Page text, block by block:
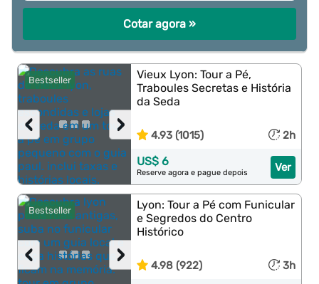
Cotar agora »
Bestseller
›
‹
Vieux Lyon: Tour a Pé,
Traboules Secretas e História
da Seda
4.93 (1015) 2h
Ver
US$ 6
Reserve agora e pague depois
Bestseller
›
‹
Lyon: Tour a Pé com Funicular
e Segredos do Centro
Histórico
4.98 (922) 3h